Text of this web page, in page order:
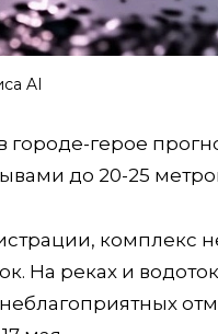
AI
в городе-герое
до 20-25
комплекс
На реках и